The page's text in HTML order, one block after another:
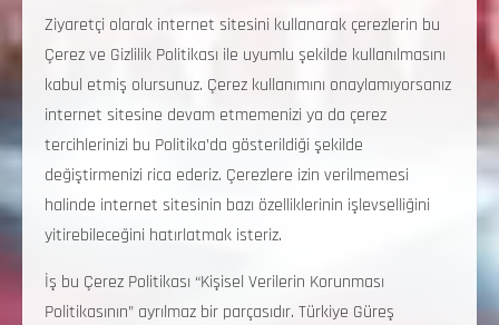
Ziyaretçi olarak internet sitesini kullanarak çerezlerin bu
Çerez ve Gizlilik Politikası ile uyumlu şekilde kullanılmasını
kabul etmiş olursunuz. Çerez kullanımını onaylamıyorsanız
internet sitesine devam etmemenizi ya da çerez
tercihlerinizi bu Politika’da gösterildiği şekilde
değiştirmenizi rica ederiz. Çerezlere izin verilmemesi
halinde internet sitesinin bazı özelliklerinin işlevselliğini
yitirebileceğini hatırlatmak isteriz.
İş bu Çerez Politikası “Kişisel Verilerin Korunması
Politikasının” ayrılmaz bir parçasıdır. Türkiye Güreş